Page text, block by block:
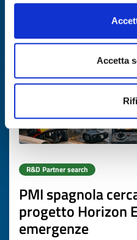
Accetta
R&D Partner search
PMI spagnola
progetto Horizon
emergenze